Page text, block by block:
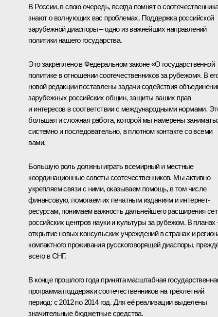
В России, в свою очередь, всегда помнят о
знают о волнующих вас проблемах. Поддержка российской
зарубежной диаспоры – одно из важнейших направлений
политики нашего государства.
Это закреплено в Федеральном законе «О государственной
политике в отношении соотечественников за рубежом». В
новой редакции поставлены задачи содействия
зарубежных российских общин, защиты ваших прав
и интересов в соответствии с международными нормами.
большая и сложная работа, которой мы намерены
системно и последовательно, в плотном контакте со всеми
вами.
Большую роль должны играть всемирный и местные
координационные советы соотечественников. Мы активно
укрепляем связи с ними, оказываем помощь, в том числе
финансовую, помогаем их печатным изданиям и интернет-
ресурсам, понимаем важность дальнейшего расширения
российских центров науки и культуры за рубежом. В планах
открытие новых консульских учреждений в странах и
компактного проживания русскоговорящей диаспоры,
всего в СНГ.
В конце прошлого года принята масштабная
программа поддержки соотечественников на трёхлетний
период: с 2012 по 2014 год. Для её реализации выделены
значительные бюджетные средства.